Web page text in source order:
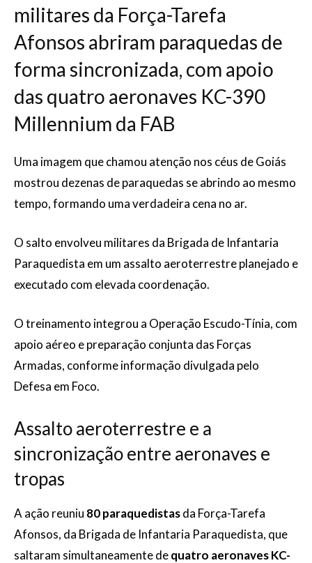
militares da Força-Tarefa
Afonsos abriram paraquedas de
forma sincronizada, com apoio
das quatro aeronaves KC-390
Millennium da FAB
Uma imagem que chamou atenção nos céus de Goiás
mostrou dezenas de paraquedas se abrindo ao mesmo
tempo, formando uma verdadeira cena no ar.
O salto envolveu militares da Brigada de Infantaria
Paraquedista em um assalto aeroterrestre planejado e
executado com elevada coordenação.
O treinamento integrou a Operação Escudo-Tínia, com
apoio aéreo e preparação conjunta das Forças
Armadas, conforme informação divulgada pelo
Defesa em Foco.
Assalto aeroterrestre e a
sincronização entre aeronaves e
tropas
A ação reuniu 80 paraquedistasda Força-Tarefa
Afonsos, da Brigada de Infantaria Paraquedista, que
saltaram simultaneamente dequatro aeronaves KC-